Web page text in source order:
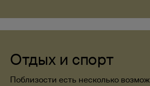
Отдых и спорт
Поблизости есть несколько